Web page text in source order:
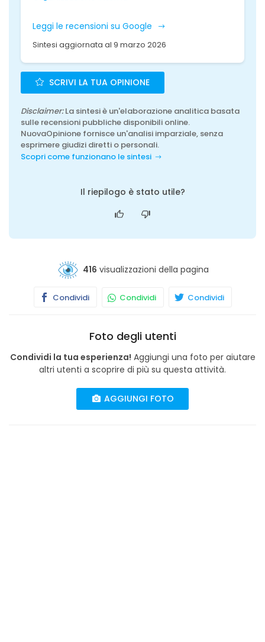
Leggi le recensioni su Google
Sintesi aggiornata al 9 marzo 2026
SCRIVI LA TUA OPINIONE
Disclaimer:La sintesi è un'elaborazione analitica basata
sulle recensioni pubbliche disponibili online.
NuovaOpinione fornisce un'analisi imparziale, senza
esprimere giudizi diretti o personali.
Scopri come funzionano le sintesi
Il riepilogo è stato utile?
416 visualizzazioni della pagina
Condividi Condividi Condividi
Foto degli utenti
Condividi la tua esperienza! Aggiungi una foto per aiutare
altri utenti a scoprire di più su questa attività.
AGGIUNGI FOTO